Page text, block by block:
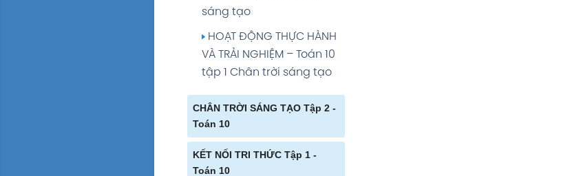
sáng tạo
HOẠT ĐỘNG THỰC HÀNH
VÀ TRẢI NGHIỆM – Toán 10
tập 1 Chân trời sáng tạo
CHÂN TRỜI SÁNG TẠO Tập 2 -
Toán 10
Bài 6: Nâng niu kỉ niệm
KẾT NỐI TRI THỨC Tập 1 -
Toán 10